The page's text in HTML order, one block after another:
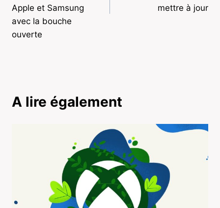
Apple et Samsung
avec la bouche
ouverte
mettre à jour
A lire également